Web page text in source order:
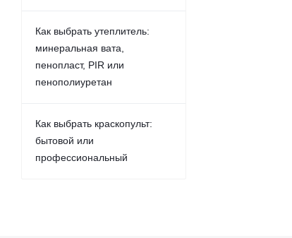
Как выбрать утеплитель:
минеральная вата,
пенопласт, PIR или
пенополиуретан
Как выбрать краскопульт:
бытовой или
профессиональный